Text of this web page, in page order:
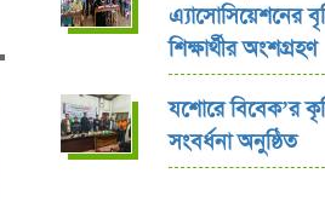
এ্যাসোসিয়েশনের
শিক্ষার্থীর অংশগ্রহণ
যশোরে বিবেক’র
সংবর্ধনা অনুষ্ঠিত